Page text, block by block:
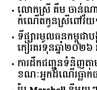
លោកស្រី គឹម ចាន់ណា
កំណើតកូនស្រីពៅវ័យ១
ទីផ្សារ​មូលធន​កម្ពុជា​
កៀរគរ​ទុន​ឆ្នាំ​២០២
ការដឹកជញ្ជូនទំនិញតា
ខណៈអ្នកដំណើរធ្លា